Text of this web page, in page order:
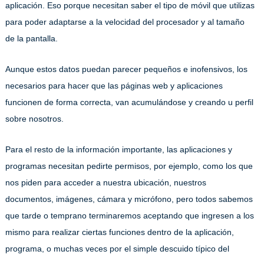
aplicación. Eso porque necesitan saber el tipo de móvil que utilizas
para poder adaptarse a la velocidad del procesador y al tamaño
de la pantalla.
Aunque estos datos puedan parecer pequeños e inofensivos, los
necesarios para hacer que las páginas web y aplicaciones
funcionen de forma correcta, van acumulándose y creando u perfil
sobre nosotros.
Para el resto de la información importante, las aplicaciones y
programas necesitan pedirte permisos, por ejemplo, como los que
nos piden para acceder a nuestra ubicación, nuestros
documentos, imágenes, cámara y micrófono, pero todos sabemos
que tarde o temprano terminaremos aceptando que ingresen a los
mismo para realizar ciertas funciones dentro de la aplicación,
programa, o muchas veces por el simple descuido típico del